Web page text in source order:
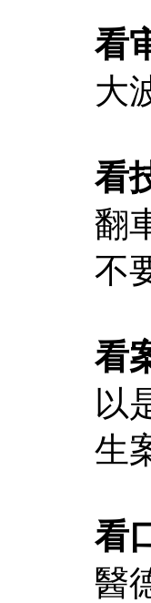
看
大
看
翻
不
看
以
生
看
醫